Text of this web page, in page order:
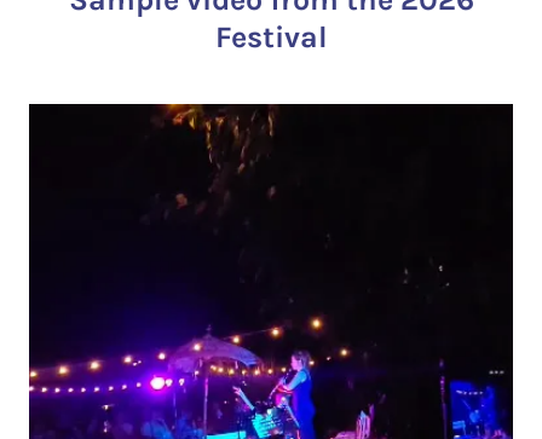
Festival